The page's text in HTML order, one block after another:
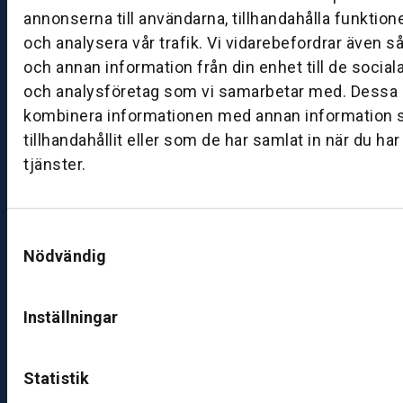
annonserna till användarna, tillhandahålla
och analysera vår trafik. Vi vidarebefordrar även
och annan information från din enhet till de
och analysföretag som vi samarbetar med. Dessa
kombinera informationen med annan information
tillhandahållit eller som de har samlat in när du
tjänster.
Nödvändig
Inställningar
Statistik
8:
0
0
–
7:
0
0
ut
k
d